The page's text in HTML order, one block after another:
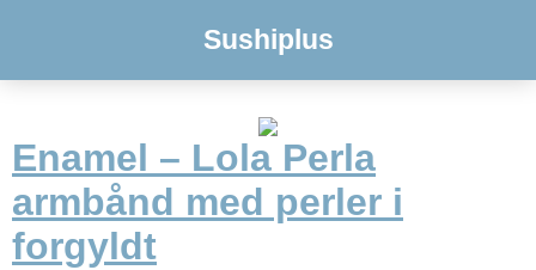
Sushiplus
Enamel – Lola Perla
armbånd med perler i
forgyldt